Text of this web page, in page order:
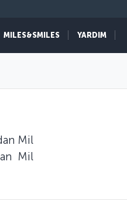
MILES&SMILES YARDIM
Mil
Mil